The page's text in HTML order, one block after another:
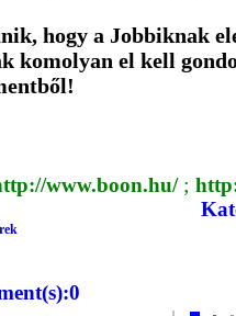
hogy a Jobbiknak
komolyan el kell
www.boon.hu/;